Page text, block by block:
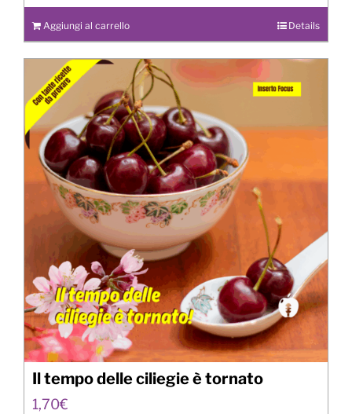
Aggiungi al carrello Details
Il tempo delle ciliegie è tornato
1,70€